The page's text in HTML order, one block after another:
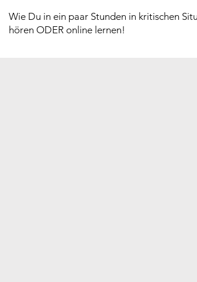
Wie Du in ein paar Stunden in kritischen
hören ODER online lernen!